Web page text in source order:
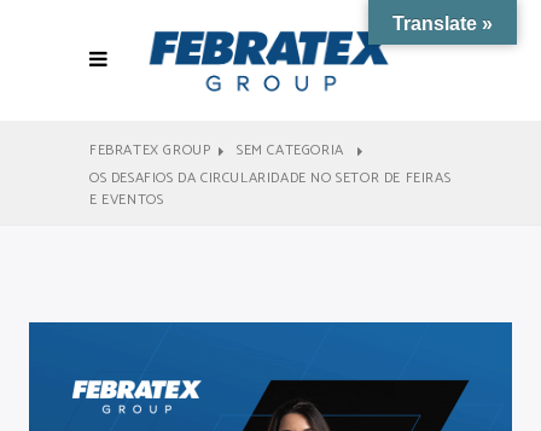
FEBRATEX GROUP
SEM CATEGORIA
OS DESAFIOS DA CIRCULARIDADE NO SETOR DE FEIRAS
E EVENTOS
Translate »